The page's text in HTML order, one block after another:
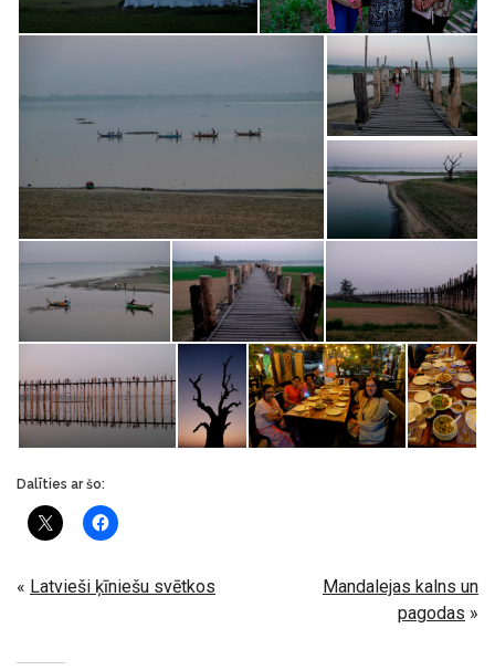
Dalīties ar šo:
« Latvieši ķīniešu svētkos
Mandalejas kalns un
pagodas »